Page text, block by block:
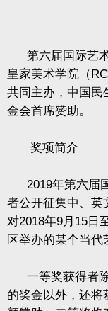
第六届国际艺
皇家美术学院（
共同主办，中国民
金会首席赞助。
奖项简介
2019年第六届
者公开征集中、英
对2018年9月 15 日
区举办的某个当代
一等奖获得者
的奖金以外，还将